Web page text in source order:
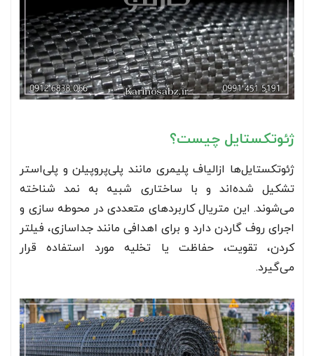
ژئوتکستایل چیست؟
ژئوتکستایل‌ها ازالیاف پلیمری مانند پلی‌پروپیلن و پلی‌استر
تشکیل شده‌اند و با ساختاری شبیه به نمد شناخته
می‌شوند. این متریال کاربردهای متعددی در محوطه سازی و
اجرای روف گاردن دارد و برای اهدافی مانند جداسازی، فیلتر
کردن، تقویت، حفاظت یا تخلیه مورد استفاده قرار
می‌گیرد.